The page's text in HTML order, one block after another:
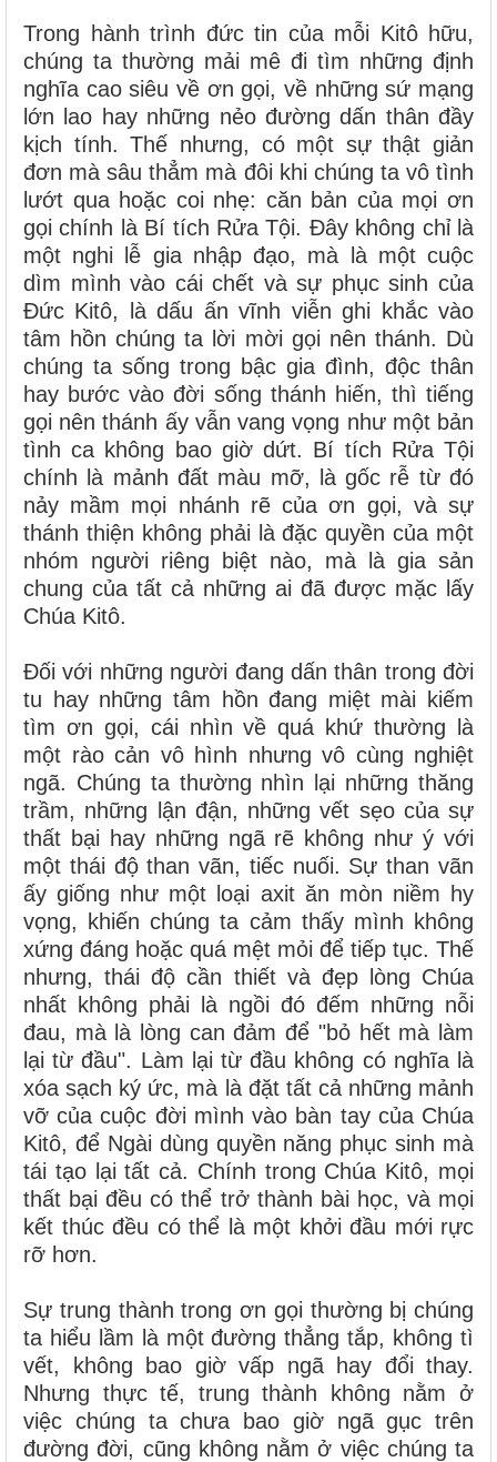
Trong hành trình đức tin của mỗi Kitô hữu,
chúng ta thường mải mê đi tìm những định
nghĩa cao siêu về ơn gọi, về những sứ mạng
lớn lao hay những nẻo đường dấn thân đầy
kịch tính. Thế nhưng, có một sự thật giản
đơn mà sâu thẳm mà đôi khi chúng ta vô tình
lướt qua hoặc coi nhẹ: căn bản của mọi ơn
gọi chính là Bí tích Rửa Tội. Đây không chỉ là
một nghi lễ gia nhập đạo, mà là một cuộc
dìm mình vào cái chết và sự phục sinh của
Đức Kitô, là dấu ấn vĩnh viễn ghi khắc vào
tâm hồn chúng ta lời mời gọi nên thánh. Dù
chúng ta sống trong bậc gia đình, độc thân
hay bước vào đời sống thánh hiến, thì tiếng
gọi nên thánh ấy vẫn vang vọng như một bản
tình ca không bao giờ dứt. Bí tích Rửa Tội
chính là mảnh đất màu mỡ, là gốc rễ từ đó
nảy mầm mọi nhánh rẽ của ơn gọi, và sự
thánh thiện không phải là đặc quyền của một
nhóm người riêng biệt nào, mà là gia sản
chung của tất cả những ai đã được mặc lấy
Chúa Kitô.
Đối với những người đang dấn thân trong đời
tu hay những tâm hồn đang miệt mài kiếm
tìm ơn gọi, cái nhìn về quá khứ thường là
một rào cản vô hình nhưng vô cùng nghiệt
ngã. Chúng ta thường nhìn lại những thăng
trầm, những lận đận, những vết sẹo của sự
thất bại hay những ngã rẽ không như ý với
một thái độ than vãn, tiếc nuối. Sự than vãn
ấy giống như một loại axit ăn mòn niềm hy
vọng, khiến chúng ta cảm thấy mình không
xứng đáng hoặc quá mệt mỏi để tiếp tục. Thế
nhưng, thái độ cần thiết và đẹp lòng Chúa
nhất không phải là ngồi đó đếm những nỗi
đau, mà là lòng can đảm để "bỏ hết mà làm
lại từ đầu". Làm lại từ đầu không có nghĩa là
xóa sạch ký ức, mà là đặt tất cả những mảnh
vỡ của cuộc đời mình vào bàn tay của Chúa
Kitô, để Ngài dùng quyền năng phục sinh mà
tái tạo lại tất cả. Chính trong Chúa Kitô, mọi
thất bại đều có thể trở thành bài học, và mọi
kết thúc đều có thể là một khởi đầu mới rực
rỡ hơn.
Sự trung thành trong ơn gọi thường bị chúng
ta hiểu lầm là một đường thẳng tắp, không tì
vết, không bao giờ vấp ngã hay đổi thay.
Nhưng thực tế, trung thành không nằm ở
việc chúng ta chưa bao giờ ngã gục trên
đường đời, cũng không nằm ở việc chúng ta